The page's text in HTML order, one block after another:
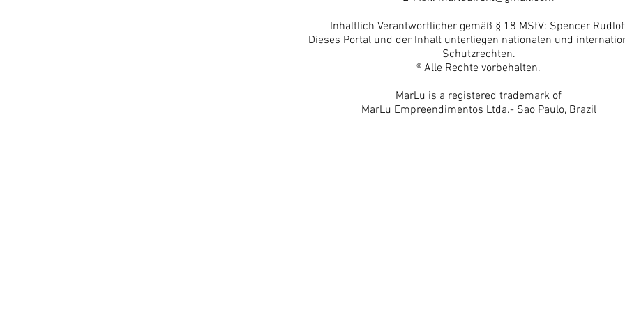
Inhaltlich Verantwortlicher gemäß § 18 MStV: Spencer
Dieses Portal und der Inhalt unterliegen nationalen und
Schutzrechten.
® Alle Rechte vorbehalten.
MarLu is a registered trademark of
MarLu Empreendimentos Ltda.- Sao Paulo, Brazil